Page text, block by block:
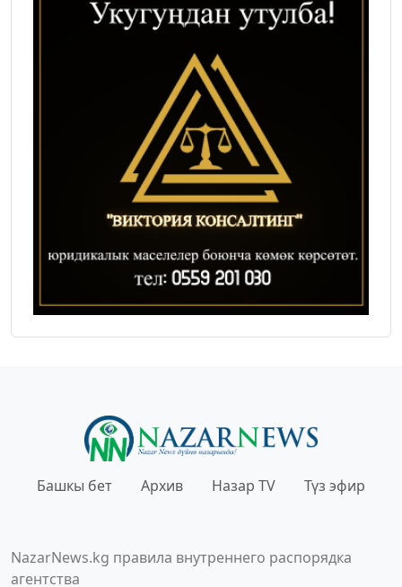
Башкы бет Архив Назар TV Түз эфир
NazarNews.kg правила внутреннего распорядка
агентства